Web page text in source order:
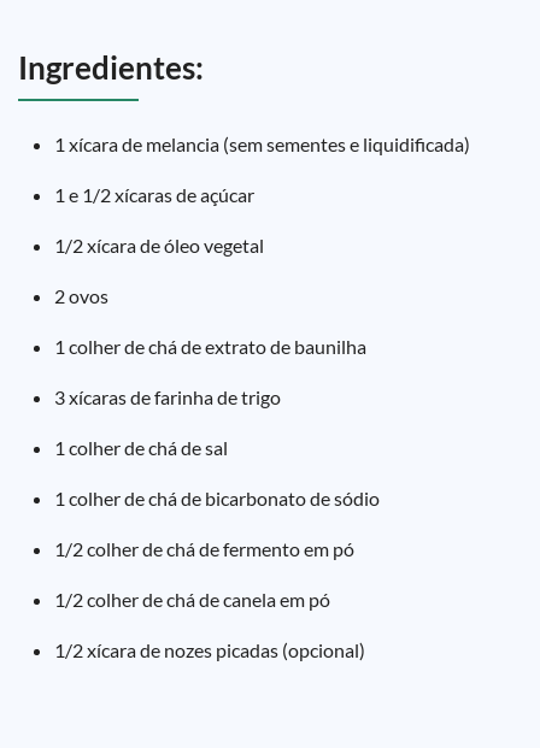
Ingredientes:
1 xícara de melancia (sem sementes e liquidificada)
1 e 1/2 xícaras de açúcar
1/2 xícara de óleo vegetal
2 ovos
1 colher de chá de extrato de baunilha
3 xícaras de farinha de trigo
1 colher de chá de sal
1 colher de chá de bicarbonato de sódio
1/2 colher de chá de fermento em pó
1/2 colher de chá de canela em pó
1/2 xícara de nozes picadas (opcional)